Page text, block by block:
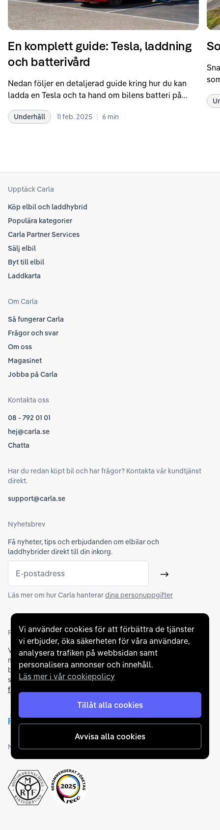
Vi använder cookies för att förbättra de tjänster
vi erbjuder, öka säkerheten för våra användare,
analysera trafiken på webbsidan samt
personalisera annonser och innehåll.
Läs mer i vår cookiepolicy
Tillåt alla cookies
Avvisa alla cookies
En komplett guide: Tesla, laddning
och batterivård
Nedan följer en detaljerad guide kring hur du kan
ladda en Tesla och ta hand om bilens batteri på
rekommendationer samt våra egna erfarenheter
Underhåll 11 feb. 2025 | 6 min
att
Upptäck Carla
Köp elbil och laddhybrid
Populära kategorier
Carla Partner Services
Sälj elbil
Byt till elbil
Laddkarta
Om Carla
Så fungerar Carla
Frågor och svar
Om oss
Magasinet
Jobba på Carla
Kontakta oss
08 - 792 01 01
hej@carla.se
Chatta
Har du redan köpt bil och har frågor? Kontakta vår kundtjänst
direkt.
support@carla.se
Nyhetsbrev
Få nyheter, tips och erbjudanden om elbilar och
laddhybrider direkt till din inkorg.
E-postadress Skicka
Läs mer om hur Carla hanterardina personuppgifter
Partners och betallösningar
Vi samarbetar medflertalet banker för att erbjuda dig bästa
möjliga finansieringslösning och stödjer en rad olika
betalningsmetoder. För att du ska känna dig trygg vid ditt köp
samarbetar vi med Folksam och AutoConcept gällande
försäkringar och garantier
Medlemskap och utmärkelser